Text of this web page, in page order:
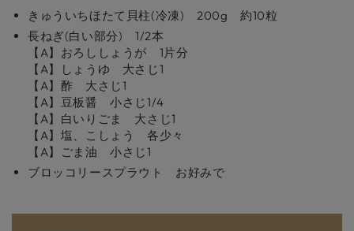
きゅういちほたて貝柱(冷凍) 200g 約10粒
長ねぎ(白い部分) 1/2本
【A】おろししょうが 1片分
【A】しょうゆ 大さじ1
【A】酢 大さじ1
【A】豆板醤 小さじ1/4
【A】白いりごま 大さじ1
【A】塩、こしょう 各少々
【A】ごま油 小さじ1
ブロッコリースプラウト お好みで